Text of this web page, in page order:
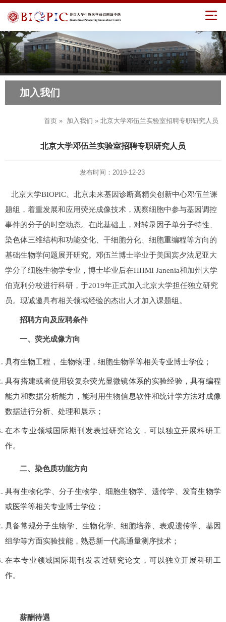
加入我们
首页 » 加入我们 » 北京大学邓伍兰实验室招聘专职研究人员
北京大学邓伍兰实验室招聘专职研究人员
发布时间：2019-12-23
北京大学BIOPIC、北京未来基因诊断高精尖创新中心邓伍兰课
题组，着重发展和应用荧光成像技术，观察细胞中参与基因调控
事件的分子的时空动态。在此基础上，对转录因子单分子特性、
染色体三维结构和功能变化、干细胞分化、细胞重编程等方向的
基础生物学问题展开研究。邓伍兰博士毕业于美国宾夕法尼亚大
学分子细胞生物学专业，博士毕业后在HHMI Janenia和加州大学
伯克利分校进行科研，于2019年正式加入北京大学担任独立研究
员。现诚邀具有相关领域经验的杰出人才加入课题组。
招聘方向及应聘条件
一、荧光成像方向
具有生物工程， 生物物理，细胞生物学等相关专业博士学位；
具有搭建或者使用较复杂荧光显微镜体系的实验经验，具有编程
能力和数据分析能力，能利用生物信息软件和统计学方法对成像
数据进行分析、处理和展示；
在本专业领域国际期刊发表过研究论文，可以独立开展科研工
作。
二、染色质功能方向
具有生物化学、分子生物学、细胞生物学、遗传学、发育生物学
或医学等相关专业博士学位；
具备常规分子生物学、生物化学、细胞培养、表观遗传学、基因
组学等方面实验技能，熟悉新一代高通量测序技术；
在本专业领域国际期刊发表过研究论文，可以独立开展科研工
作。
薪酬待遇